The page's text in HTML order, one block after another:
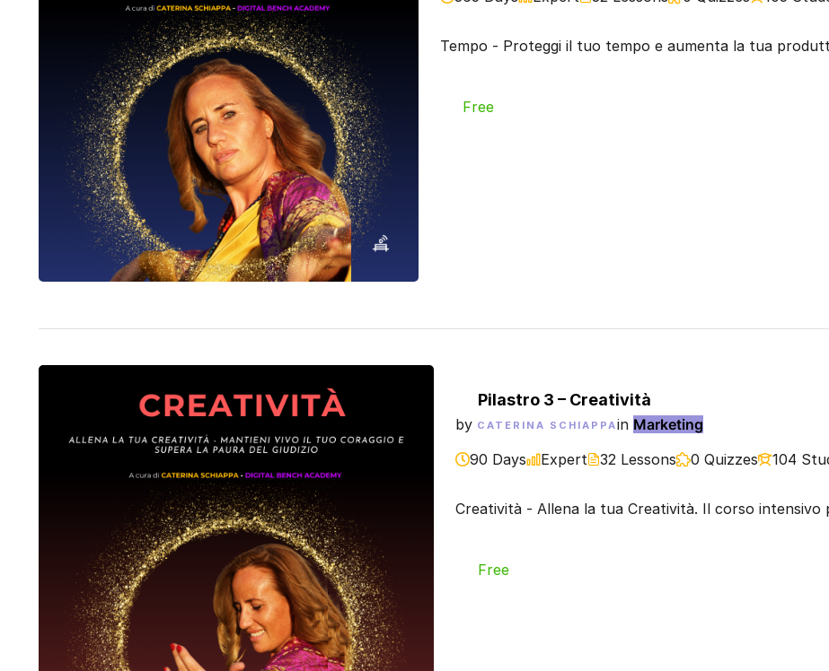
Tempo - Proteggi il tuo tempo e aumenta la tua
Free
Pilastro 3 – Creatività
by CATERINA SCHIAPPAin Marketing
90 Days
Expert 32 Lessons 0 Quizzes 104
Creatività - Allena la tua Creatività. Il corso intensivo
Free